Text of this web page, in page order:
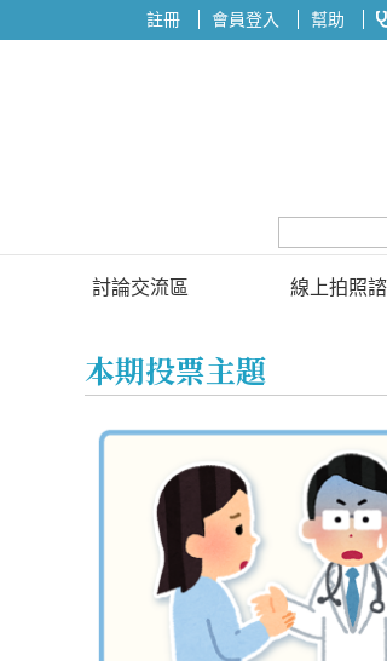
註冊 會員登入 幫助
討論交流區
投票區
線上拍照
本期投票主題